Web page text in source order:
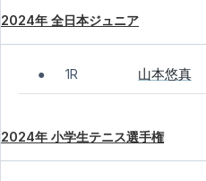
2024年 全日本ジュニア
● 1R 山本悠真
2024年 小学生テニス選手権